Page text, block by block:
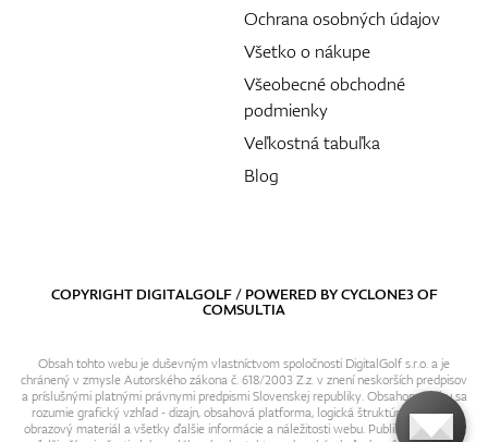
Ochrana osobných údajov
Všetko o nákupe
Všeobecné obchodné
podmienky
Veľkostná tabuľka
Blog
COPYRIGHT DIGITALGOLF / POWERED BYCYCLONE3OF
COMSULTIA
Obsah tohto webu je duševným vlastníctvom spoločnosti DigitalGolf s.r.o. a je
chránený v zmysle Autorského zákona č. 618/2003 Z.z. v znení neskorších predpisov
a príslušnými platnými právnymi predpismi Slovenskej republiky. Obsahom webu sa
rozumie grafický vzhľad - dizajn, obsahová platforma, logická štruktúra, textový i
obrazový materiál a všetky ďalšie informácie a náležitosti webu. Publikovanie resp.